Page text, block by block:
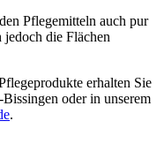
Pflegemitteln auch pur
jedoch die Flächen
erhalten Sie
oder in unserem
.